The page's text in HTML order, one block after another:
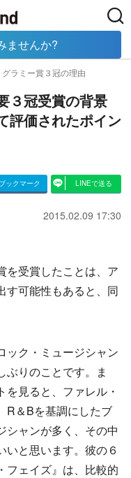
TECH
ラミー賞３冠の理由
３冠受賞の背景
評価されたポイン
ブックマーク LINEで送る
2015.02.09 17:30
受賞したことは、ア
す可能性もあると、同
ック・ミュージシャン
ぶりのことです。ま
見ると、ファレル・
R＆Bを基調にしたブ
シャンが多く、その中
いと思います。彼の６
フェイズ』は、比較的
ませんか?